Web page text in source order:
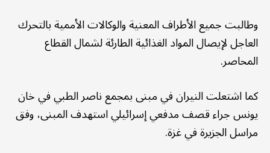
وطالبت جميع الأطراف المعنية والوكالات الأممية بالتحرك
العاجل لإيصال المواد الغذائية الطارئة لشمال القطاع
المحاصر.
كما اشتعلت النيران في مبنى بمجمع ناصر الطبي في خان
يونس جراء قصف مدفعي إسرائيلي استهدف المبنى، وفق
مراسل الجزيرة في غزة.